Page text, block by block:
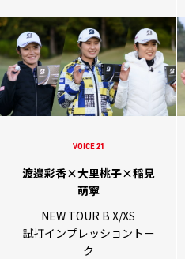
VOICE 21
渡邉彩香×大里桃子×稲見
萌寧
NEW TOUR B X/XS
試打インプレッショントー
ク